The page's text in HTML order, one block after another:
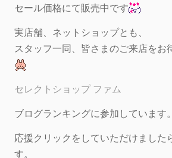
セール価格にて販売中です
実店舗、ネットショップとも、
スタッフ一同、皆さまのご来店をお
セレクトショップ ファム
ブログランキングに参加しています。
応援クリックをしていただけました
す。